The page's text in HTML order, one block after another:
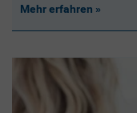
Mehr erfahren